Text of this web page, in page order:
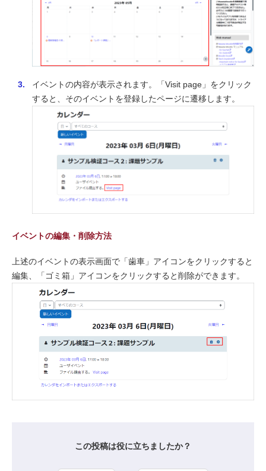
イベントの内容が表示されます。「Visit page」をクリック
すると、そのイベントを登録したページに遷移します。
イベントの編集・削除方法
上述のイベントの表示画面で「歯車」アイコンをクリックすると
編集、「ゴミ箱」アイコンをクリックすると削除ができます。
この投稿は役に立ちましたか？